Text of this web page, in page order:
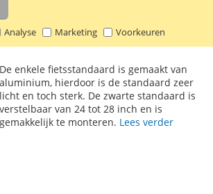
Analyse Marketing Voorkeuren
VOEG
AAN
VERLANGLIJST
TOEVOEGEN
TE
VERGELIJKEN
De enkele fietsstandaard is gemaakt van
aluminium, hierdoor is de standaard zeer
licht en toch sterk. De zwarte standaard is
verstelbaar van 24 tot 28 inch en is
gemakkelijk te monteren. Lees verder